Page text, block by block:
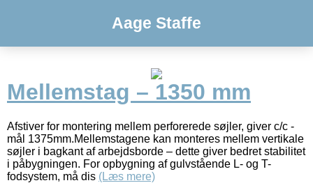
Aage Staffe
Mellemstag – 1350 mm
Afstiver for montering mellem perforerede søjler, giver c/c -
mål 1375mm.Mellemstagene kan monteres mellem vertikale
søjler i bagkant af arbejdsborde – dette giver bedret stabilitet
i påbygningen. For opbygning af gulvstående L- og T-
fodsystem, må dis (Læs mere)